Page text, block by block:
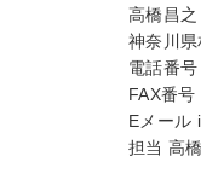
高橋昌之
神奈川
電話番
FAX番
Eメール
担当 高